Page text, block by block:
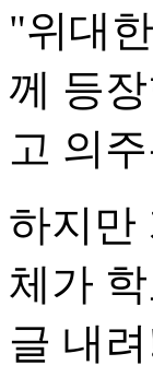
"위대
께 등
고 의
하지만
체가
글 내